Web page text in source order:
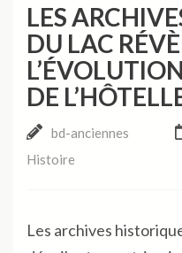
LES
DU LAC
DE
bd-anciennes
Histoire
Les archives